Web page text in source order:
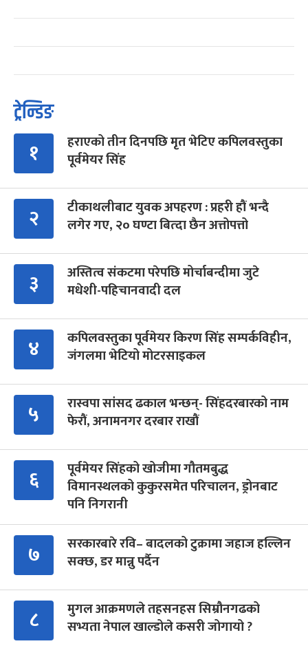
ट्रेन्डिङ
१
हराएको तीन दिनपछि मृत भेटिए कपिलवस्तुका
पूर्वमेयर सिंह
२
टीकाथलीबाट युवक अपहरण : प्रहरी हौं भन्दै
लगेर गए, २० घण्टा बित्दा छैन अत्तोपत्तो
३
अस्तित्व संकटमा परेपछि मोर्चाबन्दीमा जुटे
मधेशी-पहिचानवादी दल
४
कपिलवस्तुका पूर्वमेयर किरण सिंह सम्पर्कविहीन,
जंगलमा भेटियो मोटरसाइकल
५
रास्वपा सांसद ढकाल भन्छन्- सिंहदरबारको नाम
फेरौं, अनामनगर दरबार राखौं
६
पूर्वमेयर सिंहको खोजीमा गौतमबुद्ध
विमानस्थलको कुकुरसमेत परिचालन, ड्रोनबाट
पनि निगरानी
७
सरकारबारे रवि– बादलको टुक्रामा जहाज हल्लिन
सक्छ, डर मान्नु पर्दैन
८
मुगल आक्रमणले तहसनहस सिम्रौनगढको
सभ्यता नेपाल खाल्डोले कसरी जोगायो ?